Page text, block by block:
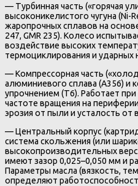
— Турбинная часть («горячая
высоконикелистого чугуна (Ni-
жаропрочных сплавов на
247, GMR 235). Колесо
воздействие высоких
термоциклирования и ударных
— Компрессорная часть
алюминиевого сплава (A356) и
упрочнением (T6). Работает
частоте вращения на
эрозия от пыли и усталость от
— Центральный корпус
система скольжения (или
высокопроизводительных
имеют зазор 0,025–0,050 мм и
Параметры масла (вязкость,
определяют